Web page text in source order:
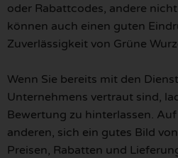
oder Rabattcodes, andere
können auch einen guten
Zuverlässigkeit von Grüne
Wenn Sie bereits mit den
Unternehmens vertraut sind,
Bewertung zu hinterlassen.
anderen, sich ein gutes Bild
Preisen, Rabatten und